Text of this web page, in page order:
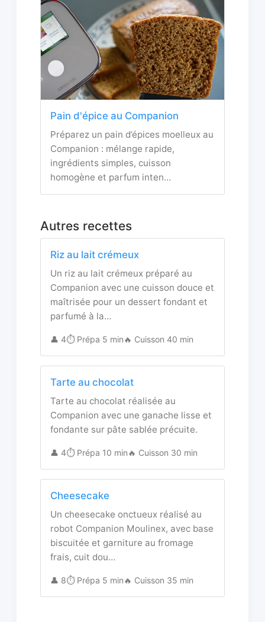
Pain d'épice au Companion
Préparez un pain d’épices moelleux au
Companion : mélange rapide,
ingrédients simples, cuisson
homogène et parfum inten…
Autres recettes
Riz au lait crémeux
Un riz au lait crémeux préparé au
Companion avec une cuisson douce et
maîtrisée pour un dessert fondant et
parfumé à la…
👤 4⏱️ Prépa 5 min🔥 Cuisson 40 min
Tarte au chocolat
Tarte au chocolat réalisée au
Companion avec une ganache lisse et
fondante sur pâte sablée précuite.
👤 4⏱️ Prépa 10 min🔥 Cuisson 30 min
Cheesecake
Un cheesecake onctueux réalisé au
robot Companion Moulinex, avec base
biscuitée et garniture au fromage
frais, cuit dou…
👤 8⏱️ Prépa 5 min🔥 Cuisson 35 min